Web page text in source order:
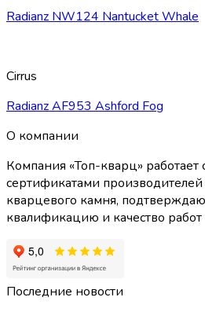
Radianz NW124 Nantucket Whale
Cirrus
Radianz AF953 Ashford Fog
О компании
Компания «Топ-кварц» работает
сертификатами
кварцевого камня,
квалификацию и качество работ
Последние новости